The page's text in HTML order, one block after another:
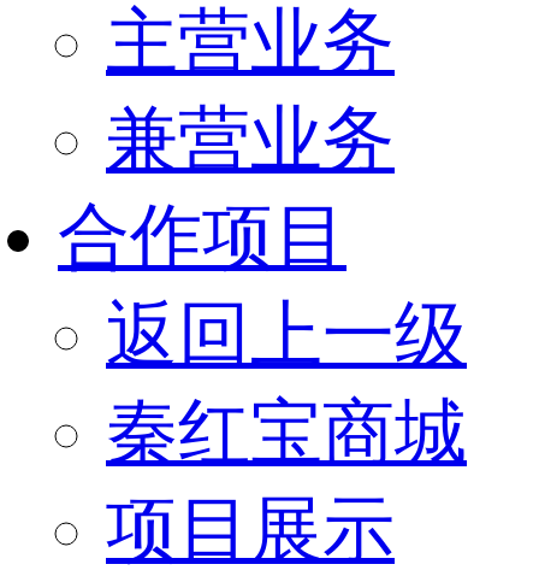
主营业务
兼营业务
合作项目
返回上一级
秦红宝商城
项目展示